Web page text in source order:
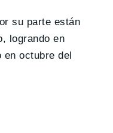
su parte están
logrando en
en octubre del